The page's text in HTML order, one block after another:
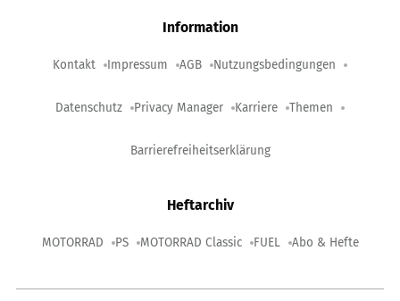
Information
Kontakt Impressum AGB Nutzungsbedingungen
Datenschutz Privacy Manager Karriere Themen
Barrierefreiheitserklärung
Heftarchiv
MOTORRAD PS MOTORRAD Classic FUEL Abo & Hefte